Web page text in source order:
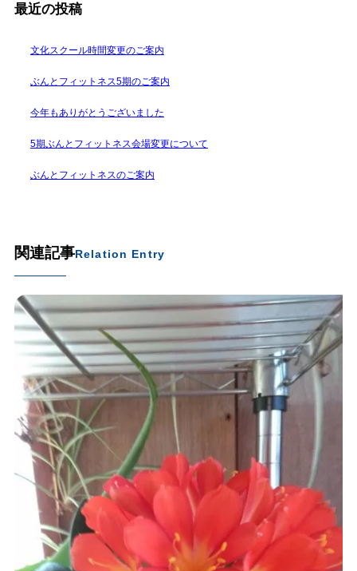
最近の投稿
文化スクール時間変更のご案内
ぶんとフィットネス5期のご案内
今年もありがとうございました
5期ぶんとフィットネス会場変更について
ぶんとフィットネスのご案内
関連記事Relation Entry